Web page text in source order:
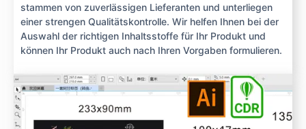
stammen von zuverlässigen Lieferanten und unterliegen
einer strengen Qualitätskontrolle. Wir helfen Ihnen bei der
Auswahl der richtigen Inhaltsstoffe für Ihr Produkt und
können Ihr Produkt auch nach Ihren Vorgaben formulieren.